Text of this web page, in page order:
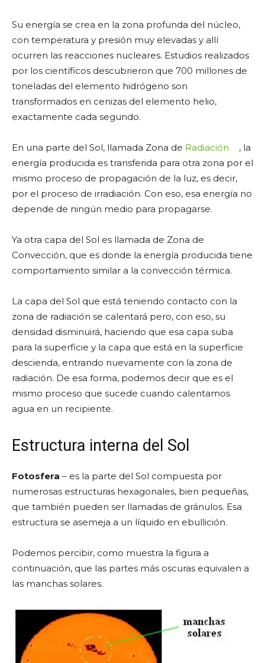
Su energía se crea en la zona profunda del núcleo,
con temperatura y presión muy elevadas y allí
ocurren las reacciones nucleares. Estudios realizados
por los científicos descubrieron que 700 millones de
toneladas del elemento hidrógeno son
transformados en cenizas del elemento helio,
exactamente cada segundo.
En una parte del Sol, llamada Zona de Radiación
, la
energía producida es transferida para otra zona por el
mismo proceso de propagación de la luz, es decir,
por el proceso de irradiación. Con eso, esa energía no
depende de ningún medio para propagarse.
Ya otra capa del Sol es llamada de Zona de
Convección, que es donde la energía producida tiene
comportamiento similar a la convección térmica.
La capa del Sol que está teniendo contacto con la
zona de radiación se calentará pero, con eso, su
densidad disminuirá, haciendo que esa capa suba
para la superficie y la capa que está en la superficie
descienda, entrando nuevamente con la zona de
radiación. De esa forma, podemos decir que es el
mismo proceso que sucede cuando calentamos
agua en un recipiente.
Estructura interna del Sol
Fotosfera – es la parte del Sol compuesta por
numerosas estructuras hexagonales, bien pequeñas,
que también pueden ser llamadas de gránulos. Esa
estructura se asemeja a un líquido en ebullición.
Podemos percibir, como muestra la figura a
continuación, que las partes más oscuras equivalen a
las manchas solares.